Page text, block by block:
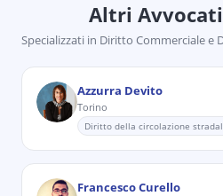
Altri Avvocati
Specializzati in Diritto Commerciale e
Azzurra Devito
Torino
Diritto della circolazione
Francesco Curello